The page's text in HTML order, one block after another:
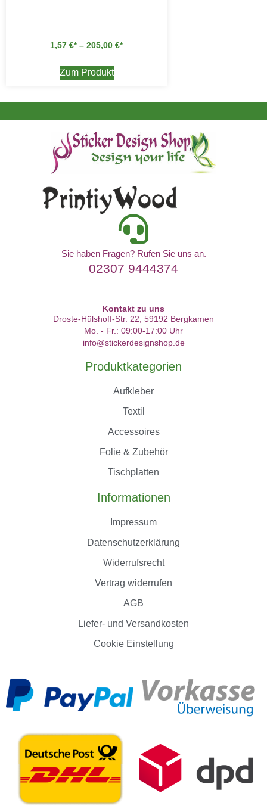
1,57 € – 205,00 €
Zum Produkt
Sie haben Fragen? Rufen Sie uns an.
02307 9444374
Kontakt zu uns
Droste-Hülshoff-Str. 22, 59192 Bergkamen
Mo. - Fr.: 09:00-17:00 Uhr
info@stickerdesignshop.de
Produktkategorien
Aufkleber
Textil
Accessoires
Folie & Zubehör
Tischplatten
Informationen
Impressum
Datenschutzerklärung
Widerrufsrecht
Vertrag widerrufen
AGB
Liefer- und Versandkosten
Cookie Einstellung